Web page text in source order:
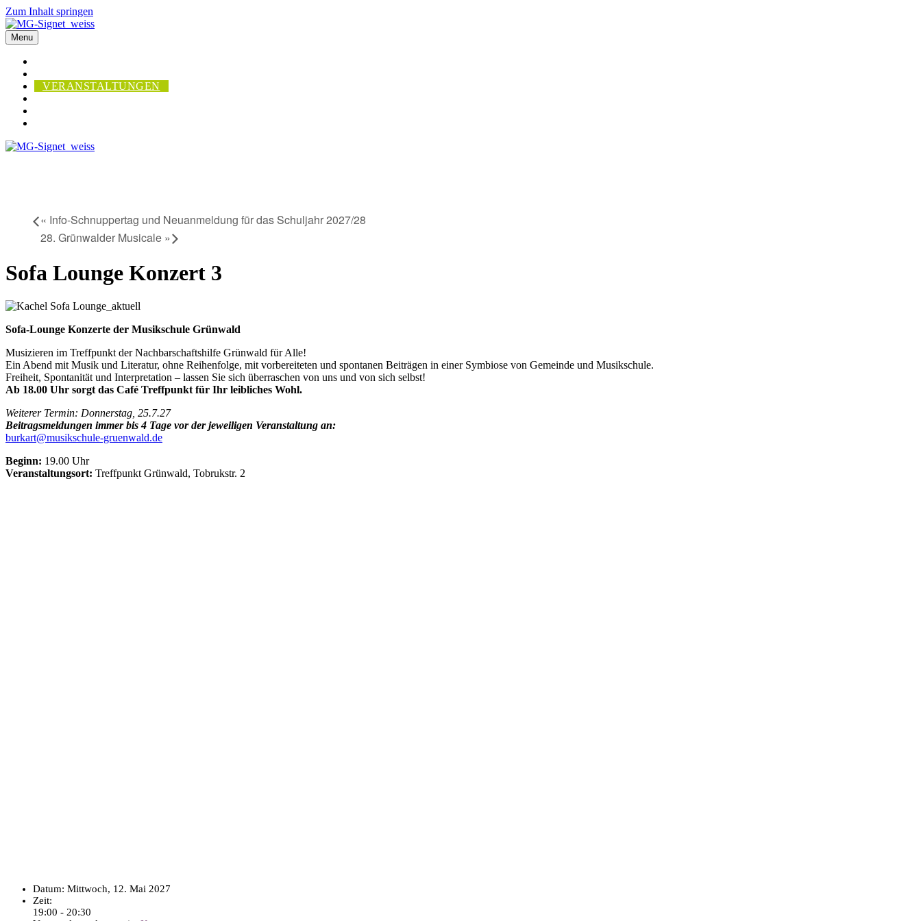
Zum Inhalt springen
Menu
VERANSTALTUNGEN
« Info-Schnuppertag und Neuanmeldung für das Schuljahr 2027/28
28. Grünwalder Musicale »
Sofa Lounge Konzert 3
Sofa-Lounge Konzerte der Musikschule Grünwald
Musizieren im Treffpunkt der Nachbarschaftshilfe Grünwald für Alle!
Ein Abend mit Musik und Literatur, ohne Reihenfolge, mit vorbereiteten und spontanen Beiträgen in einer Symbiose von Gemeinde und Musikschule.
Freiheit, Spontanität und Interpretation – lassen Sie sich überraschen von uns und von sich selbst!
Ab 18.00 Uhr sorgt das Café Treffpunkt für Ihr leibliches Wohl.
Weiterer Termin: Donnerstag, 25.7.27
Beitragsmeldungen immer bis 4 Tage vor der jeweiligen Veranstaltung an:
burkart@musikschule-gruenwald.de
Beginn: 19.00 Uhr
Veranstaltungsort: Treffpunkt Grünwald, Tobrukstr. 2
Datum: Mittwoch, 12. Mai 2027
Zeit:
19:00 - 20:30